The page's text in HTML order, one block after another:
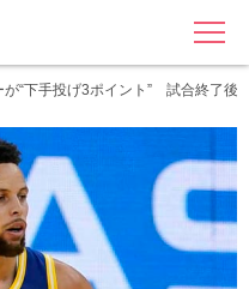
MENU
が“下手投げ3ポイント” 試合終了後